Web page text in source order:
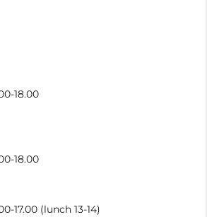
18.00
18.00
17.00 (lunch 13-14)